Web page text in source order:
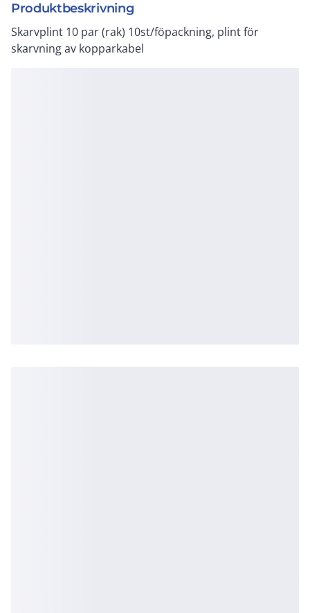
Produktbeskrivning
Skarvplint 10 par (rak) 10st/föpackning, plint för
skarvning av kopparkabel